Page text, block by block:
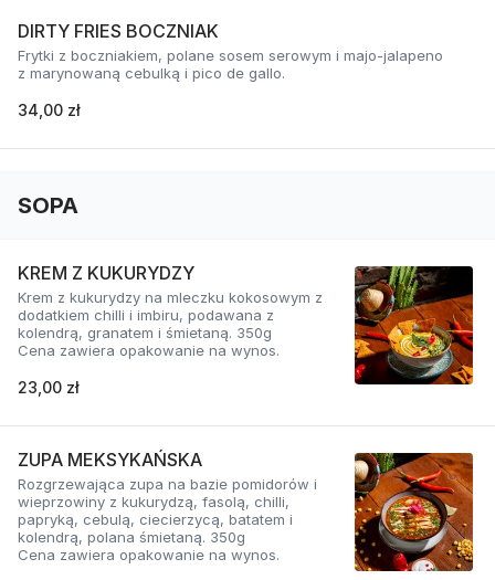
DIRTY FRIES BOCZNIAK
Frytki z boczniakiem, polane sosem serowym i majo-jalapeno
z marynowaną cebulką i pico de gallo.
34,00 zł
SOPA
KREM Z KUKURYDZY
Krem z kukurydzy na mleczku kokosowym z
dodatkiem chilli i imbiru, podawana z
kolendrą, granatem i śmietaną. 350g
Cena zawiera opakowanie na wynos.
23,00 zł
ZUPA MEKSYKAŃSKA
Rozgrzewająca zupa na bazie pomidorów i
wieprzowiny z kukurydzą, fasolą, chilli,
papryką, cebulą, ciecierzycą, batatem i
kolendrą, polana śmietaną. 350g
Cena zawiera opakowanie na wynos.